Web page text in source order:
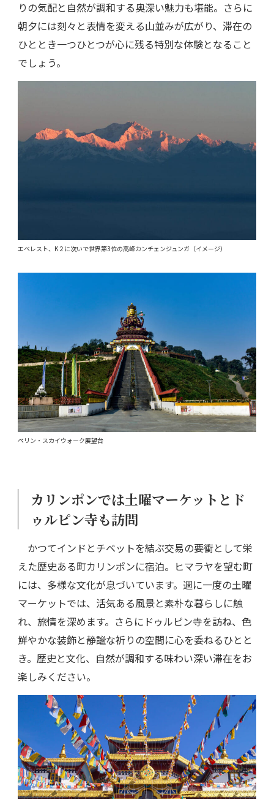
りの気配と自然が調和する奥深い魅力も堪能。さらに
朝夕には刻々と表情を変える山並みが広がり、滞在の
ひととき一つひとつが心に残る特別な体験となること
でしょう。
エベレスト、K２に次いで世界第3位の高峰カンチェンジュンガ（イメージ）
ペリン・スカイウォーク展望台
カリンポンでは土曜マーケットとド
ゥルピン寺も訪問
かつてインドとチベットを結ぶ交易の要衝として栄
えた歴史ある町カリンポンに宿泊。ヒマラヤを望む町
には、多様な文化が息づいています。週に一度の土曜
マーケットでは、活気ある風景と素朴な暮らしに触
れ、旅情を深めます。さらにドゥルピン寺を訪ね、色
鮮やかな装飾と静謐な祈りの空間に心を委ねるひとと
き。歴史と文化、自然が調和する味わい深い滞在をお
楽しみください。